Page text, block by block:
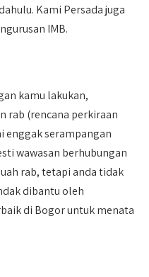
Kami Persada juga
IMB.
kamu lakukan,
rab (rencana perkiraan
enggak serampangan
wawasan berhubungan
rab, tetapi anda tidak
dibantu oleh
di Bogor untuk menata